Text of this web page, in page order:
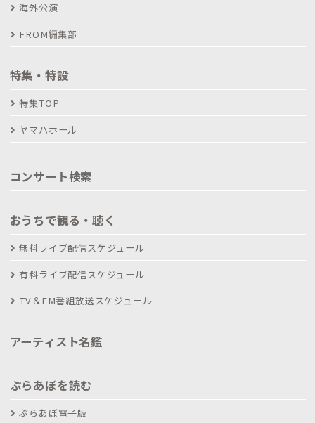
海外公演
FROM編集部
特集・特設
特集TOP
ヤマハホール
コンサート検索
おうちで観る・聴く
無料ライブ配信スケジュール
有料ライブ配信スケジュール
TV＆FM番組放送スケジュール
アーティスト名鑑
ぶらあぼを読む
ぶらあぼ電子版